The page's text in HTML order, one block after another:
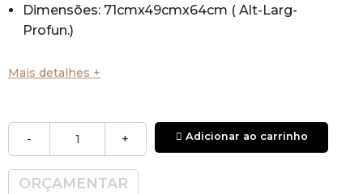
Dimensões: 71cmx49cmx64cm ( Alt-Larg-
Profun.)
Mais detalhes +
- + Adicionar ao carrinho
ORÇAMENTAR